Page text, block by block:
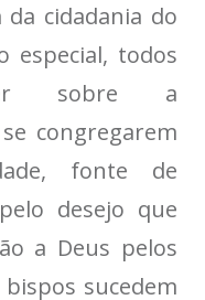
cidadania do
especial, todos
sobre a
congregarem
fonte de
desejo que
a Deus pelos
sucedem